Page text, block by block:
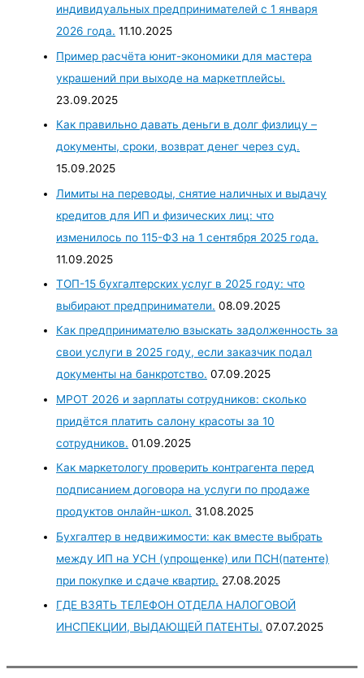
индивидуальных предпринимателей с 1 января
2026 года. 11.10.2025
Пример расчёта юнит-экономики для мастера
украшений при выходе на маркетплейсы.
23.09.2025
Как правильно давать деньги в долг физлицу –
документы, сроки, возврат денег через суд.
15.09.2025
Лимиты на переводы, снятие наличных и выдачу
кредитов для ИП и физических лиц: что
изменилось по 115-ФЗ на 1 сентября 2025 года.
11.09.2025
ТОП-15 бухгалтерских услуг в 2025 году: что
выбирают предприниматели. 08.09.2025
Как предпринимателю взыскать задолженность за
свои услуги в 2025 году, если заказчик подал
документы на банкротство. 07.09.2025
МРОТ 2026 и зарплаты сотрудников: сколько
придётся платить салону красоты за 10
сотрудников. 01.09.2025
Как маркетологу проверить контрагента перед
подписанием договора на услуги по продаже
продуктов онлайн-школ. 31.08.2025
Бухгалтер в недвижимости: как вместе выбрать
между ИП на УСН (упрощенке) или ПСН(патенте)
при покупке и сдаче квартир. 27.08.2025
ГДЕ ВЗЯТЬ ТЕЛЕФОН ОТДЕЛА НАЛОГОВОЙ
ИНСПЕКЦИИ, ВЫДАЮЩЕЙ ПАТЕНТЫ. 07.07.2025